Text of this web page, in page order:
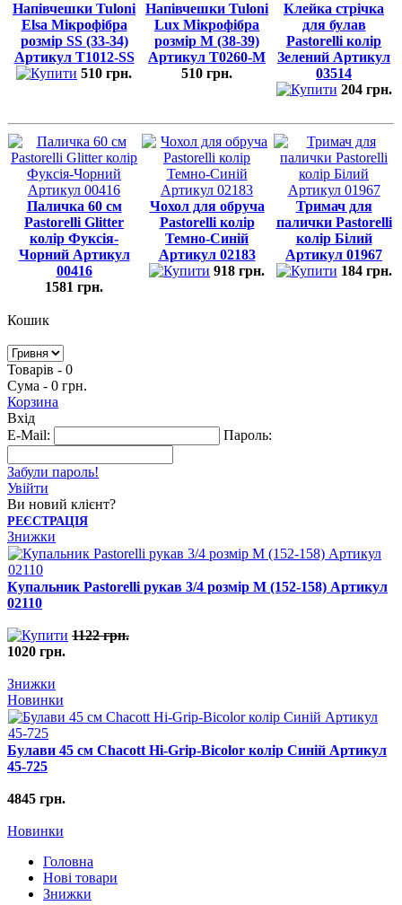
Напівчешки Tuloni
Elsa Мікрофібра
розмір SS (33-34)
Артикул T1012-SS
510 грн.
Напівчешки Tuloni
Lux Мікрофібра
розмір M (38-39)
Артикул T0260-M
510 грн.
Клейка стрічка
для булав
Pastorelli колір
Зелений Артикул
03514
204 грн.
Паличка 60 см
Pastorelli Glitter
колір Фуксія-
Чорний Артикул
00416
1581 грн.
Чохол для обруча
Pastorelli колір
Темно-Синій
Артикул 02183
918 грн.
Тримач для
палички Pastorelli
колір Білий
Артикул 01967
184 грн.
Кошик
Товарів - 0
Сума - 0 грн.
Корзина
Вхід
E-Mail:
Пароль:
Забули пароль!
Увійти
Ви новий клієнт?
РЕЄСТРАЦІЯ
Знижки
Купальник Pastorelli рукав 3/4 розмір M (152-158) Артикул
02110
1122 грн.
1020 грн.
Знижки
Новинки
Булави 45 cм Chacott Hi-Grip-Bicolor колір Синій Артикул
45-725
4845 грн.
Новинки
Головна
Нові товари
Знижки